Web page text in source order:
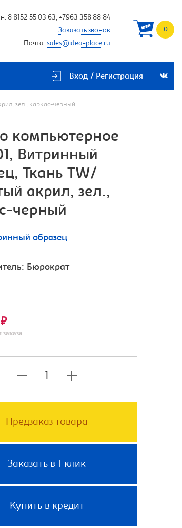
8 8152 55 03 63, +7963 358 88 84
Заказать звонок
Почта: sales@idea-place.ru
0
Вход / Регистрация
зел., каркас-черный
компьютерное
Витринный
Ткань TW/
акрил, зел.,
черный
образец
Бюрократ
₽
заказа
Предзаказ товара
Заказать в 1 клик
Купить в кредит